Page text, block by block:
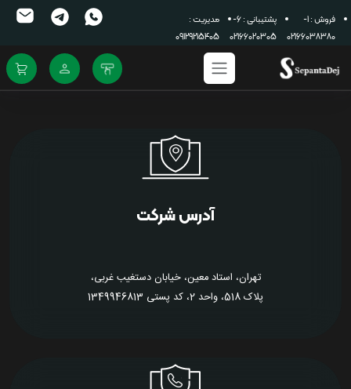
فروش : 1-
02166038380
پشتیبانی : 6-
02166020305
مدیریت :
09129215405
آدرس شرکت
تهران، استاد معین، خیابان دستغیب غربی،
پلاک 518، واحد 2، کد پستی 1349946813